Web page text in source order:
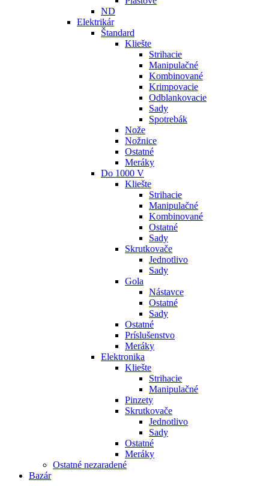
ND
Elektrikár
Štandard
Kliešte
Strihacie
Manipulačné
Kombinované
Krimpovacie
Odblankovacie
Sady
Spotrebák
Nože
Nožnice
Ostatné
Meráky
Do 1000 V
Kliešte
Strihacie
Manipulačné
Kombinované
Ostatné
Sady
Skrutkovače
Jednotlivo
Sady
Gola
Nástavce
Ostatné
Sady
Ostatné
Príslušenstvo
Meráky
Elektronika
Kliešte
Strihacie
Manipulačné
Pinzety
Skrutkovače
Jednotlivo
Sady
Ostatné
Meráky
Ostatné nezaradené
Bazár